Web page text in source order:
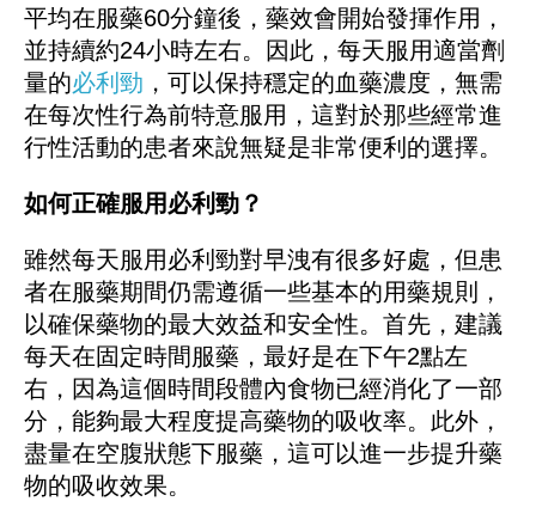
平均在服藥60分鐘後，藥效會開始發揮作用，
並持續約24小時左右。因此，每天服用適當劑
量的必利勁 ，可以保持穩定的血藥濃度，無需
在每次性行為前特意服用，這對於那些經常進
行性活動的患者來說無疑是非常便利的選擇。
如何正確服用必利勁？
雖然每天服用必利勁對早洩有很多好處，但患
者在服藥期間仍需遵循一些基本的用藥規則，
以確保藥物的最大效益和安全性。首先，建議
每天在固定時間服藥，最好是在下午2點左
右，因為這個時間段體內食物已經消化了一部
分，能夠最大程度提高藥物的吸收率。此外，
盡量在空腹狀態下服藥，這可以進一步提升藥
物的吸收效果。